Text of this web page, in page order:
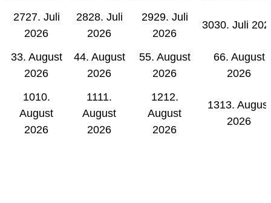
2727. Juli
2026
2828. Juli
2026
2929. Juli
2026
3030. Juli
33. August
2026
44. August
2026
55. August
2026
66. August
2026
1010.
August
2026
1111.
August
2026
1212.
August
2026
1313. August
2026